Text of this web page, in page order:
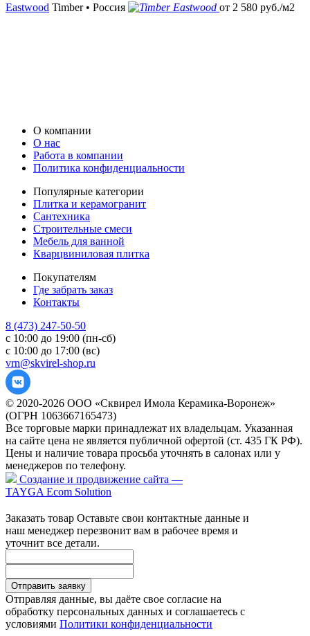
Eastwood Timber • Россия от 2 580 руб./м2
О компании
О нас
Работа в компании
Политика конфиденциальности
Популярные категории
Плитка и керамогранит
Сантехника
Строительные смеси
Мебель для ванной
Кварцвиниловая плитка
Покупателям
Где забрать заказ
Контакты
8 (473) 247-50-50
с 10:00 до 19:00 (пн-сб)
с 10:00 до 17:00 (вс)
vrn@skvirel-shop.ru
© 2020-2026 ООО «Сквирел Имола Керамика-Воронеж»
(ОГРН 1063667165473)
Все торговые марки принадлежат их владельцам. Указанная
на сайте цена не является публичной офертой (ст. 435 ГК РФ).
Цены и наличие товара просьба уточнять в салонах или у
менеджеров по телефону.
Создание и продвижение сайта —
TAYGA Ecom Solution
Заказать товар Оставьте свои контактные данные и
наш менеджер перезвонит вам в рабочее время и
уточнит все детали.
Отправить заявку
Отправляя данные, вы даёте свое согласие на
обработку персональных данных и соглашаетесь с
условиями Политики конфиденциальности